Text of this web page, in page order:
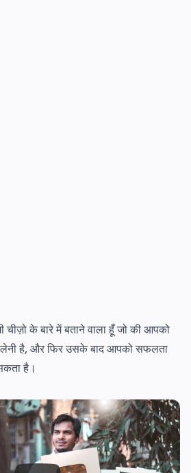
के बारे में बताने वाला हूँ जो की आपको
है, और फिर उसके बाद आपको सफलता
है।